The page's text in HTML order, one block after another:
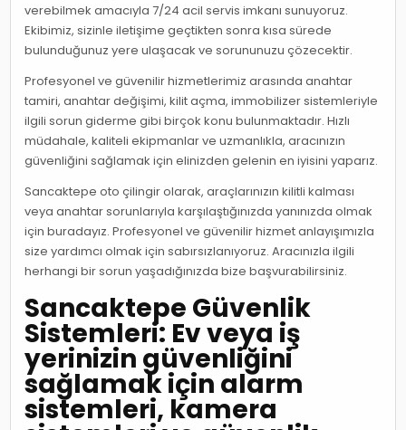
verebilmek amacıyla 7/24 acil servis imkanı sunuyoruz.
Ekibimiz, sizinle iletişime geçtikten sonra kısa sürede
bulunduğunuz yere ulaşacak ve sorununuzu çözecektir.
Profesyonel ve güvenilir hizmetlerimiz arasında anahtar
tamiri, anahtar değişimi, kilit açma, immobilizer sistemleriyle
ilgili sorun giderme gibi birçok konu bulunmaktadır. Hızlı
müdahale, kaliteli ekipmanlar ve uzmanlıkla, aracınızın
güvenliğini sağlamak için elinizden gelenin en iyisini yaparız.
Sancaktepe oto çilingir olarak, araçlarınızın kilitli kalması
veya anahtar sorunlarıyla karşılaştığınızda yanınızda olmak
için buradayız. Profesyonel ve güvenilir hizmet anlayışımızla
size yardımcı olmak için sabırsızlanıyoruz. Aracınızla ilgili
herhangi bir sorun yaşadığınızda bize başvurabilirsiniz.
Sancaktepe Güvenlik
Sistemleri: Ev veya iş
yerinizin güvenliğini
sağlamak için alarm
sistemleri, kamera